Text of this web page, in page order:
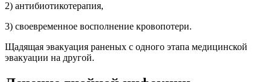
2) антибиотикотерапия,
3) своевременное восполнение кровопотери.
Щадящая эвакуация раненых с одного этапа медицинской
эвакуации на другой.